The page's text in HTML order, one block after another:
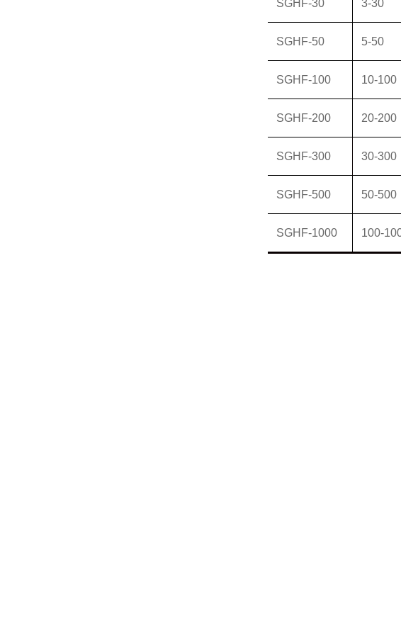
SGHF-30 3-30
SGHF-50 5-50
SGHF-100 10-100
SGHF-200 20-200
SGHF-300 30-300
SGHF-500 50-500
SGHF-1000 100-